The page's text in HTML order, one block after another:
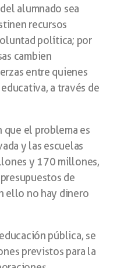
alumnado sea
recursos
política; por
cambien
entre quienes
a través de
que el problema es
y las escuelas
y 170 millones,
de
ello no hay dinero
pública, se
previstos para la